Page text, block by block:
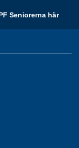
Seniorerna här